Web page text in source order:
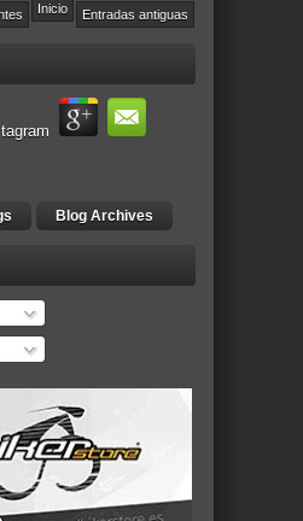
Entradas antiguas
Inicio
Blog Archives